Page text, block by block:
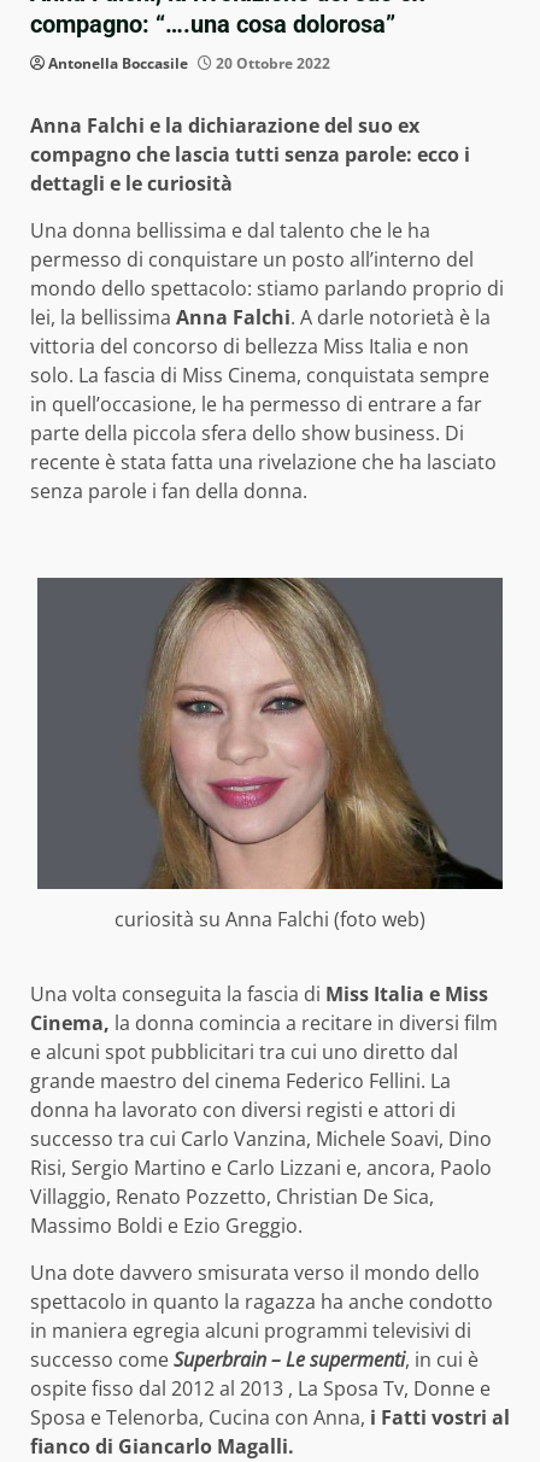
compagno: “….una cosa dolorosa”
Antonella Boccasile 20 Ottobre 2022
Anna Falchi e la dichiarazione del suo ex
compagno che lascia tutti senza parole: ecco i
dettagli e le curiosità
Una donna bellissima e dal talento che le ha
permesso di conquistare un posto all’interno del
mondo dello spettacolo: stiamo parlando proprio di
lei, la bellissima Anna Falchi. A darle notorietà è la
vittoria del concorso di bellezza Miss Italia e non
solo. La fascia di Miss Cinema, conquistata sempre
in quell’occasione, le ha permesso di entrare a far
parte della piccola sfera dello show business. Di
recente è stata fatta una rivelazione che ha lasciato
senza parole i fan della donna.
curiosità su Anna Falchi (foto web)
Una volta conseguita la fascia di Miss Italia e Miss
Cinema, la donna comincia a recitare in diversi film
e alcuni spot pubblicitari tra cui uno diretto dal
grande maestro del cinema Federico Fellini. La
donna ha lavorato con diversi registi e attori di
successo tra cui Carlo Vanzina, Michele Soavi, Dino
Risi, Sergio Martino e Carlo Lizzani e, ancora, Paolo
Villaggio, Renato Pozzetto, Christian De Sica,
Massimo Boldi e Ezio Greggio.
Una dote davvero smisurata verso il mondo dello
spettacolo in quanto la ragazza ha anche condotto
in maniera egregia alcuni programmi televisivi di
successo comeSuperbrain – Le supermenti, in cui è
ospite fisso dal 2012 al 2013 , La Sposa Tv, Donne e
Sposa e Telenorba, Cucina con Anna, i Fatti vostri al
fianco di Giancarlo Magalli.